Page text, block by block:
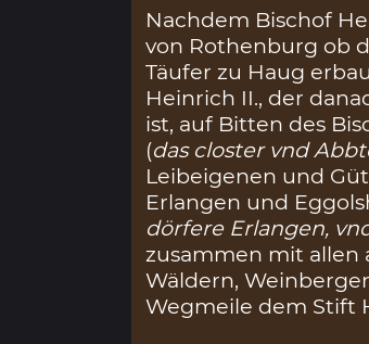
Nachdem Bischof
von Rothenburg ob
Täufer zu Haug
Heinrich II., der
ist, auf Bitten des
(das closter vnd
Leibeigenen und
Erlangen und
dörfere Erlangen,
zusammen mit allen
Wäldern,
Wegmeile dem Stift